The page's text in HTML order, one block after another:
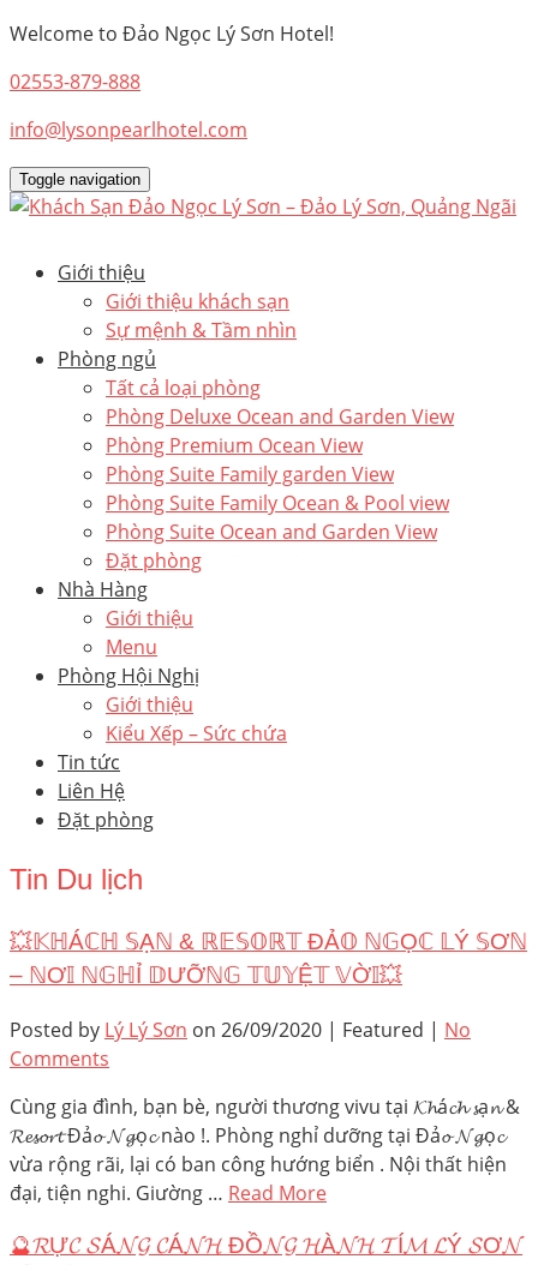
Welcome to Đảo Ngọc Lý Sơn Hotel!
02553-879-888
info@lysonpearlhotel.com
Toggle navigation
Giới thiệu
Giới thiệu khách sạn
Sự mệnh & Tầm nhìn
Phòng ngủ
Tất cả loại phòng
Phòng Deluxe Ocean and Garden View
Phòng Premium Ocean View
Phòng Suite Family garden View
Phòng Suite Family Ocean & Pool view
Phòng Suite Ocean and Garden View
Đặt phòng
Nhà Hàng
Giới thiệu
Menu
Phòng Hội Nghị
Giới thiệu
Kiểu Xếp – Sức chứa
Tin tức
Liên Hệ
Đặt phòng
Tin Du lịch
💥𝕂ℍÁℂℍ 𝕊Ạℕ & ℝ𝔼𝕊𝕆ℝ𝕋 ĐẢ𝕆 ℕ𝔾Ọℂ 𝕃Ý 𝕊Ơℕ
– ℕƠ𝕀 ℕ𝔾ℍỈ 𝔻ƯỠℕ𝔾 𝕋𝕌𝕐Ệ𝕋 𝕍Ờ𝕀💥
Posted by Lý Lý Sơn on 26/09/2020 | Featured | No
Comments
Cùng gia đình, bạn bè, người thương vivu tại 𝓚𝓱á𝓬𝓱 𝓼ạ𝓷 &
𝓡𝓮𝓼𝓸𝓻𝓽 Đả𝓸 𝓝𝓰ọ𝓬 nào !. Phòng nghỉ dưỡng tại Đả𝓸 𝓝𝓰ọ𝓬
vừa rộng rãi, lại có ban công hướng biển . Nội thất hiện
đại, tiện nghi. Giường … Read More
🔮𝓡Ự𝓒 𝓢Á𝓝𝓖 𝓒Á𝓝𝓗 ĐỒ𝓝𝓖 𝓗À𝓝𝓗 𝓣Í𝓜 𝓛Ý 𝓢Ơ𝓝